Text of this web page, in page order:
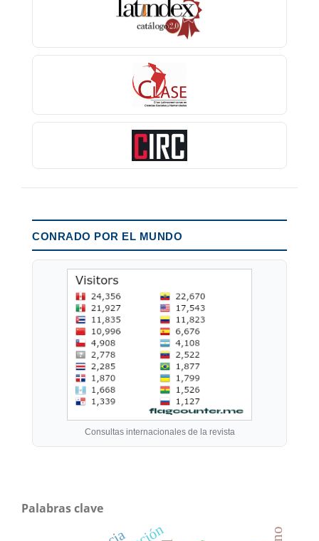
CONRADO POR EL MUNDO
Consultas internacionales de la revista
Palabras clave